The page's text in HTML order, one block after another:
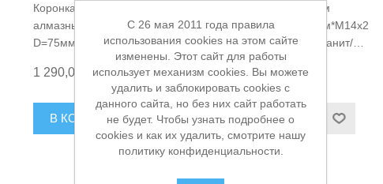
Коронка для закругления с
алмазным напылением
D=75мм*М14 для УШМ
(керамогранит/ гранит) Bihui
DGW320
1 290,00 ₽
В КОРЗИНУ
Коронка с алмазным
напылением D= 8мм*М14x2
для УШМ (керамогранит/
гранит/ натуральный камень/
керамика/ бетон/кирпич), сухой/
мокрый рез Makita D-61086
1 335,00 ₽
В КОРЗИНУ
C 26 мая 2011 года правила
использования cookies на этом сайте
изменены. Этот сайт для работы
использует механизм cookies. Вы можете
удалить и заблокировать cookies с
данного сайта, но без них сайт работать
не будет. Чтобы узнать подробнее о
cookies и как их удалить, смотрите нашу
политику конфиденциальности.